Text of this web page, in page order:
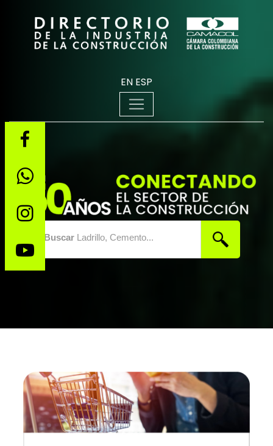
EN ESP
BuscarLadrillo, Cemento...